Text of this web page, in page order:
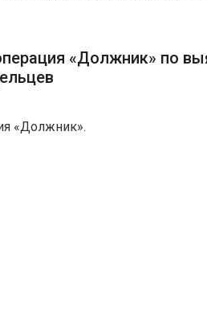
«Должник» по
«Должник».